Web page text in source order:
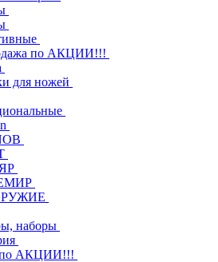
по АКЦИИ!!!
для ножей
наборы
по АКЦИИ!!!